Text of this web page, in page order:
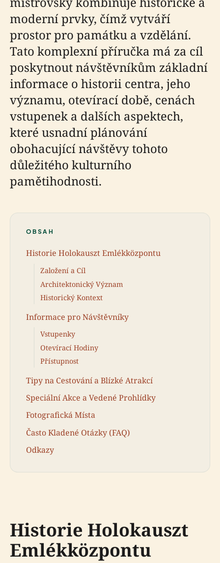
moderní prvky, čímž vytváří
prostor pro památku a vzdělání.
Tato komplexní příručka má za cíl
poskytnout návštěvníkům základní
informace o historii centra, jeho
významu, otevírací době, cenách
vstupenek a dalších aspektech,
které usnadní plánování
obohacující návštěvy tohoto
důležitého kulturního
pamětihodnosti.
OBSAH
Historie Holokauszt Emlékközpontu
Založení a Cíl
Architektonický Význam
Historický Kontext
Informace pro Návštěvníky
Vstupenky
Otevírací Hodiny
Přístupnost
Tipy na Cestování a Blízké Atrakcí
Speciální Akce a Vedené Prohlídky
Fotografická Místa
Často Kladené Otázky (FAQ)
Odkazy
Historie Holokauszt
Emlékközpontu